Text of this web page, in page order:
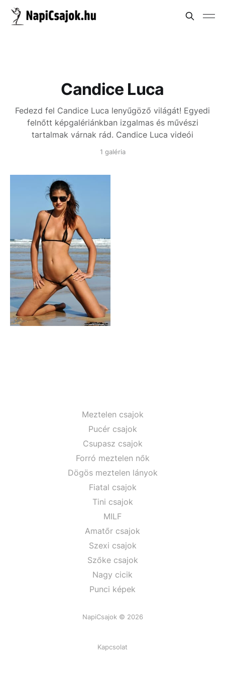
Candice Luca
Fedezd fel Candice Luca lenyűgöző világát! Egyedi
felnőtt képgalériánkban izgalmas és művészi
tartalmak várnak rád. Candice Luca videói
1 galéria
Meztelen csajok
Pucér csajok
Csupasz csajok
Forró meztelen nők
Dögös meztelen lányok
Fiatal csajok
Tini csajok
MILF
Amatőr csajok
Szexi csajok
Szőke csajok
Nagy cicik
Punci képek
NapiCsajok © 2026
Kapcsolat